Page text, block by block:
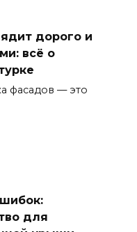
дорого и
всё о
фасадов — это
для